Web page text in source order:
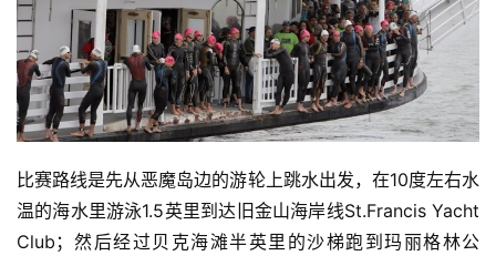
比赛路线是先从恶魔岛边的游轮上跳水出发，在10度左右水
温的海水里游泳1.5英里到达旧金山海岸线St.Francis Yacht
Club；然后经过贝克海滩半英里的沙梯跑到玛丽格林公